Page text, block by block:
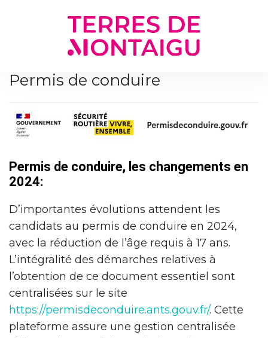
Permis de conduire
Permis de conduire, les changements en
2024:
D’importantes évolutions attendent les
candidats au permis de conduire en 2024,
avec la réduction de l’âge requis à 17 ans.
L’intégralité des démarches relatives à
l’obtention de ce document essentiel sont
centralisées sur le site
https://permisdeconduire.ants.gouv.fr/. Cette
plateforme assure une gestion centralisée